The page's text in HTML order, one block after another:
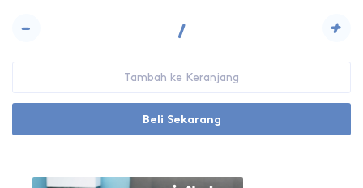
- +
Tambah ke Keranjang
Beli Sekarang